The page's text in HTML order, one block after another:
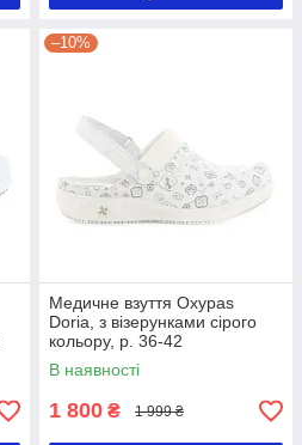
–10%
Медичне взуття Oxypas
Doria, з візерунками сірого
кольору, р. 36-42
В наявності
1 800 ₴ 1 999 ₴